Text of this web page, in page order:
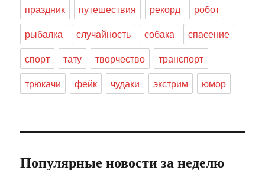
праздник
путешествия рекорд
робот
рыбалка
случайность собака
спасение
спорт
тату творчество
транспорт
трюкачи
фейк чудаки экстрим юмор
Популярные новости за неделю